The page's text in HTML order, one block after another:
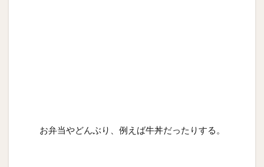
お弁当やどんぶり、例えば牛丼だったりする。